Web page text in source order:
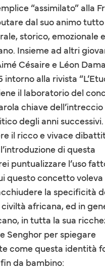
“assimilato” alla
dal suo animo
storico, emozionale e
Insieme ad altri
Césaire e Léon
intorno alla rivista
il laboratorio del
chiave dell’intreccio
degli anni successivi.
il ricco e vivace
di questa
puntualizzare l’uso
questo concetto voleva
la specificità
africana, ed in
in tutta la sua
Senghor per spiegare
come questa identità
da bambino: